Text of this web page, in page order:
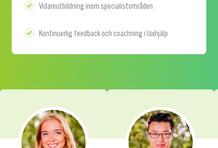
Vidareutbildning inom specialistområden
Kontinuerlig feedback och coachning i läxhjälp